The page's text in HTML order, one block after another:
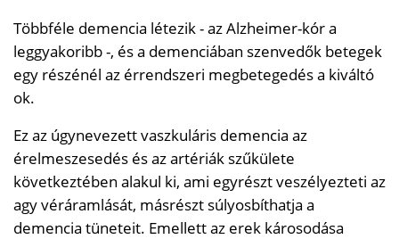
Többféle demencia létezik - az Alzheimer-kór a
leggyakoribb -, és a demenciában szenvedők betegek
egy részénél az érrendszeri megbetegedés a kiváltó
ok.
Ez az úgynevezett vaszkuláris demencia az
érelmeszesedés és az artériák szűkülete
következtében alakul ki, ami egyrészt veszélyezteti az
agy véráramlását, másrészt súlyosbíthatja a
demencia tüneteit. Emellett az erek károsodása